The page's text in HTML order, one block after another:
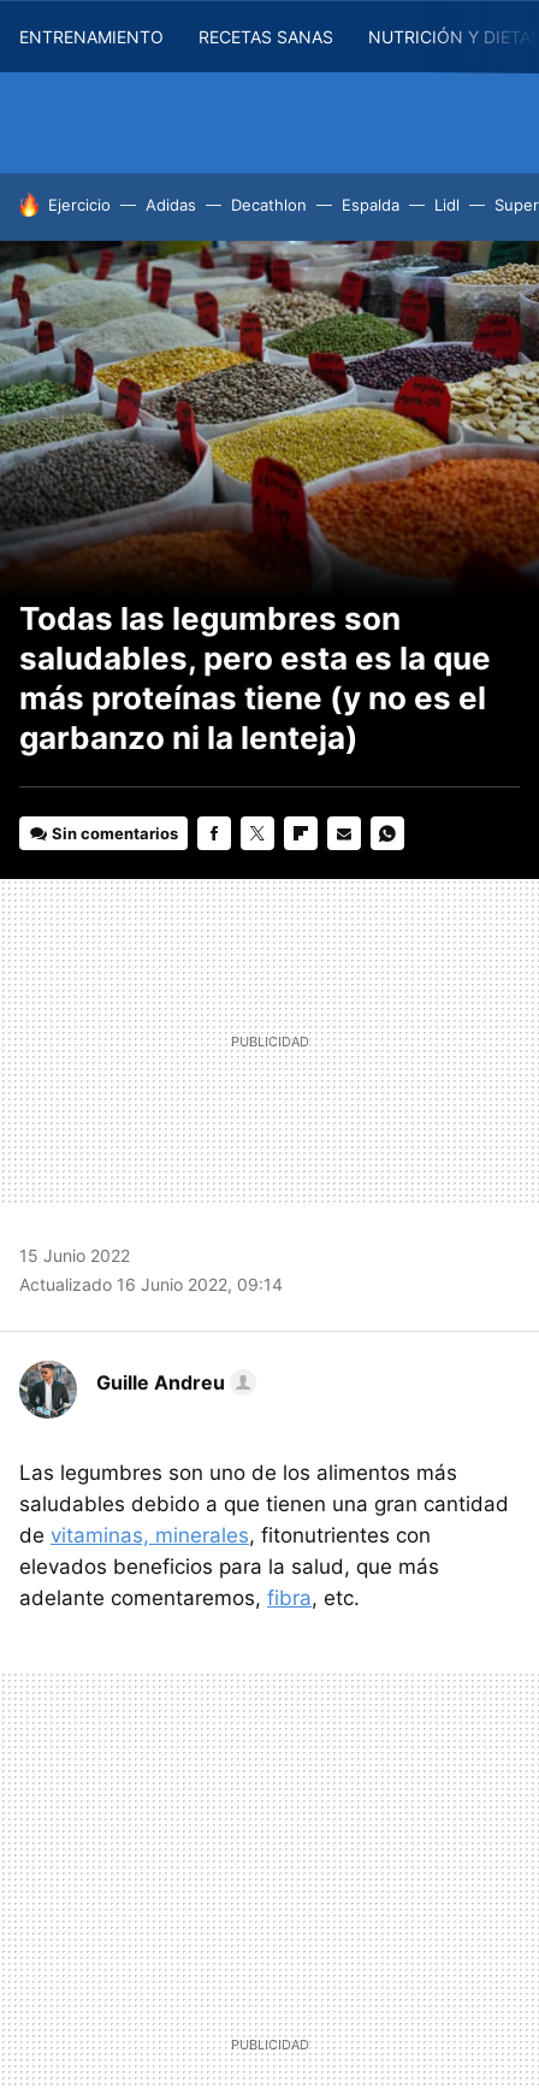
ENTRENAMIENTO RECETAS SANAS NUTRICIÓN Y
HOY SE HABLA DE
Ejercicio Adidas Decathlon Espalda Lidl
Todas las legumbres son
saludables, pero esta es la que
más proteínas tiene (y no es el
garbanzo ni la lenteja)
Sin comentarios
MAIL
15 Junio 2022
Actualizado 16 Junio 2022, 09:14
Guille Andreu
Las legumbres son uno de los alimentos más
saludables debido a que tienen una gran cantidad
de vitaminas, minerales, fitonutrientes con
elevados beneficios para la salud, que más
adelante comentaremos, fibra, etc.